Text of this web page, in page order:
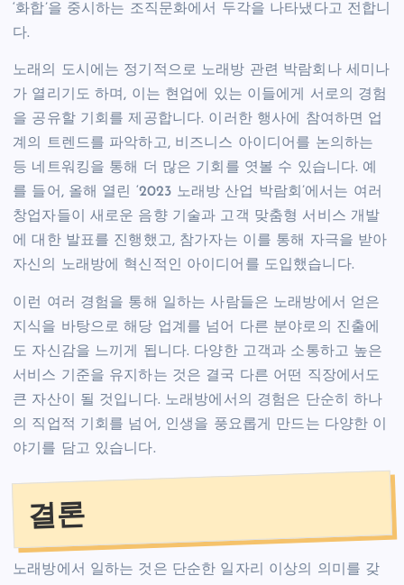
‘화합’을 중시하는 조직문화에서 두각을 나타냈다고 전합니
다.
노래의 도시에는 정기적으로 노래방 관련 박람회나 세미나
가 열리기도 하며, 이는 현업에 있는 이들에게 서로의 경험
을 공유할 기회를 제공합니다. 이러한 행사에 참여하면 업
계의 트렌드를 파악하고, 비즈니스 아이디어를 논의하는
등 네트워킹을 통해 더 많은 기회를 엿볼 수 있습니다. 예
를 들어, 올해 열린 ‘2023 노래방 산업 박람회’에서는 여러
창업자들이 새로운 음향 기술과 고객 맞춤형 서비스 개발
에 대한 발표를 진행했고, 참가자는 이를 통해 자극을 받아
자신의 노래방에 혁신적인 아이디어를 도입했습니다.
이런 여러 경험을 통해 일하는 사람들은 노래방에서 얻은
지식을 바탕으로 해당 업계를 넘어 다른 분야로의 진출에
도 자신감을 느끼게 됩니다. 다양한 고객과 소통하고 높은
서비스 기준을 유지하는 것은 결국 다른 어떤 직장에서도
큰 자산이 될 것입니다. 노래방에서의 경험은 단순히 하나
의 직업적 기회를 넘어, 인생을 풍요롭게 만드는 다양한 이
야기를 담고 있습니다.
결론
노래방에서 일하는 것은 단순한 일자리 이상의 의미를 갖